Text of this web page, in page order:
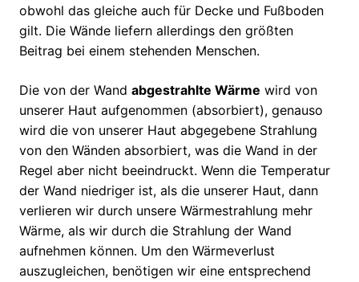
obwohl das gleiche auch für Decke und Fußboden
gilt. Die Wände liefern allerdings den größten
Beitrag bei einem stehenden Menschen.
Die von der Wand abgestrahlte Wärme wird von
unserer Haut aufgenommen (absorbiert), genauso
wird die von unserer Haut abgegebene Strahlung
von den Wänden absorbiert, was die Wand in der
Regel aber nicht beeindruckt. Wenn die Temperatur
der Wand niedriger ist, als die unserer Haut, dann
verlieren wir durch unsere Wärmestrahlung mehr
Wärme, als wir durch die Strahlung der Wand
aufnehmen können. Um den Wärmeverlust
auszugleichen, benötigen wir eine entsprechend